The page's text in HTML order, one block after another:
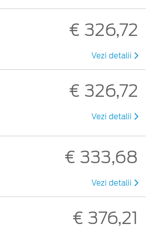
€ 326,72
Vezi detalii
€ 326,72
Vezi detalii
€ 333,68
Vezi detalii
€ 376,21